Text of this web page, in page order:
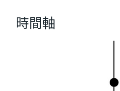
時間軸